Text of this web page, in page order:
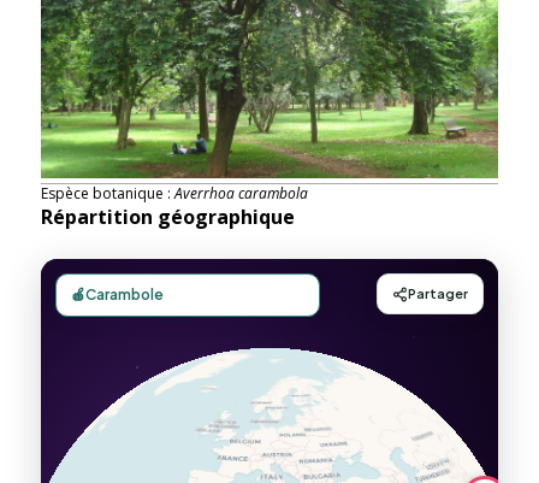
Espèce botanique : Averrhoa carambola
Répartition géographique